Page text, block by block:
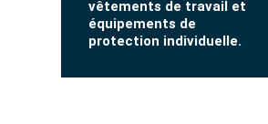
vêtements de travail et
équipements de
protection individuelle.